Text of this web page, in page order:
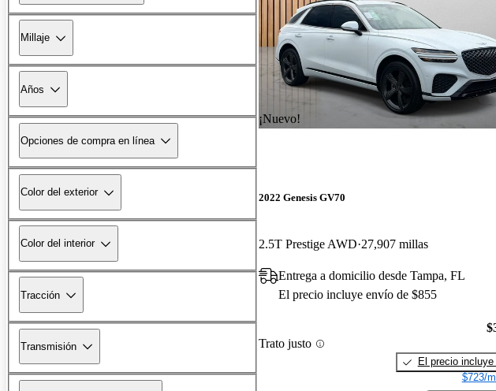
Millaje
Años
Opciones de compra en línea
Color del exterior
Color del interior
Tracción
Transmisión
¡Nuevo!
2022 Genesis GV70
2.5T Prestige AWD 27,907 millas
Entrega a domicilio desde Tampa, FL
El precio incluye envío de $855
Trato justo
El precio
$723/